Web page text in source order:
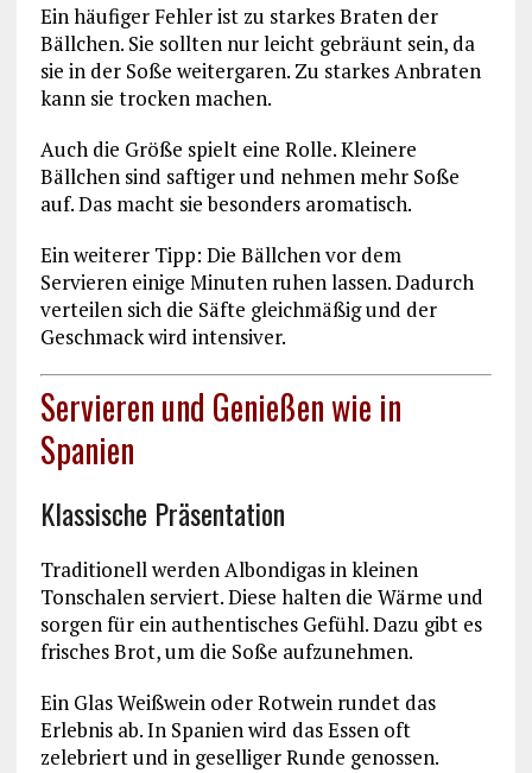
Ein häufiger Fehler ist zu starkes Braten der
Bällchen. Sie sollten nur leicht gebräunt sein, da
sie in der Soße weitergaren. Zu starkes Anbraten
kann sie trocken machen.
Auch die Größe spielt eine Rolle. Kleinere
Bällchen sind saftiger und nehmen mehr Soße
auf. Das macht sie besonders aromatisch.
Ein weiterer Tipp: Die Bällchen vor dem
Servieren einige Minuten ruhen lassen. Dadurch
verteilen sich die Säfte gleichmäßig und der
Geschmack wird intensiver.
Servieren und Genießen wie in
Spanien
Klassische Präsentation
Traditionell werden Albondigas in kleinen
Tonschalen serviert. Diese halten die Wärme und
sorgen für ein authentisches Gefühl. Dazu gibt es
frisches Brot, um die Soße aufzunehmen.
Ein Glas Weißwein oder Rotwein rundet das
Erlebnis ab. In Spanien wird das Essen oft
zelebriert und in geselliger Runde genossen.